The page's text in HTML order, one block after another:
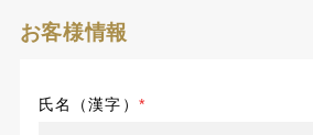
お客様情報
氏名（漢字） *